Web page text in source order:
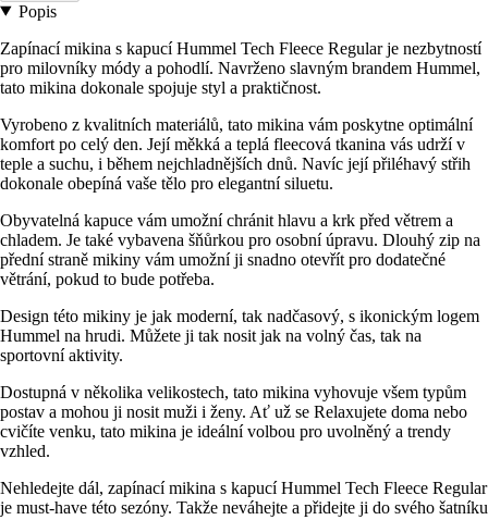
Popis
Zapínací mikina s kapucí Hummel Tech Fleece Regular je nezbytností
pro milovníky módy a pohodlí. Navrženo slavným brandem Hummel,
tato mikina dokonale spojuje styl a praktičnost.
Vyrobeno z kvalitních materiálů, tato mikina vám poskytne optimální
komfort po celý den. Její měkká a teplá fleecová tkanina vás udrží v
teple a suchu, i během nejchladnějších dnů. Navíc její přiléhavý střih
dokonale obepíná vaše tělo pro elegantní siluetu.
Obyvatelná kapuce vám umožní chránit hlavu a krk před větrem a
chladem. Je také vybavena šňůrkou pro osobní úpravu. Dlouhý zip na
přední straně mikiny vám umožní ji snadno otevřít pro dodatečné
větrání, pokud to bude potřeba.
Design této mikiny je jak moderní, tak nadčasový, s ikonickým logem
Hummel na hrudi. Můžete ji tak nosit jak na volný čas, tak na
sportovní aktivity.
Dostupná v několika velikostech, tato mikina vyhovuje všem typům
postav a mohou ji nosit muži i ženy. Ať už se Relaxujete doma nebo
cvičíte venku, tato mikina je ideální volbou pro uvolněný a trendy
vzhled.
Nehledejte dál, zapínací mikina s kapucí Hummel Tech Fleece Regular
je must-have této sezóny. Takže neváhejte a přidejte ji do svého šatníku